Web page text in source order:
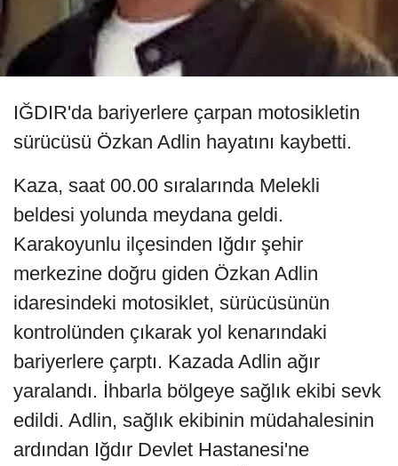
IĞDIR'da bariyerlere çarpan motosikletin
sürücüsü Özkan Adlin hayatını kaybetti.
Kaza, saat 00.00 sıralarında Melekli
beldesi yolunda meydana geldi.
Karakoyunlu ilçesinden Iğdır şehir
merkezine doğru giden Özkan Adlin
idaresindeki motosiklet, sürücüsünün
kontrolünden çıkarak yol kenarındaki
bariyerlere çarptı. Kazada Adlin ağır
yaralandı. İhbarla bölgeye sağlık ekibi sevk
edildi. Adlin, sağlık ekibinin müdahalesinin
ardından Iğdır Devlet Hastanesi'ne